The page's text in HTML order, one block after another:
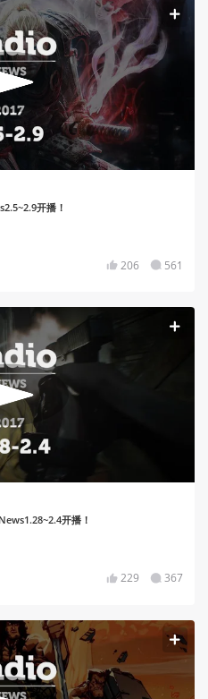
开播！
206 561
开播！
229 367